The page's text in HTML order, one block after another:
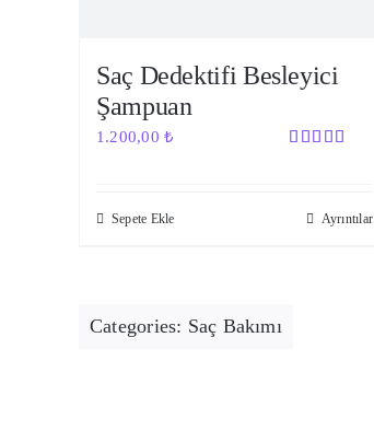
Saç Dedektifi Besleyici
Şampuan
1.200,00 ₺
Sepete Ekle Ayrıntılar
Categories: Saç Bakımı